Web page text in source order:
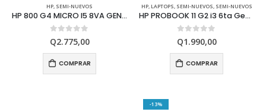
HP, SEMI-NUEVOS
HP 800 G4 MICRO I5 8VA GEN 8GB RAM 1TB HDD
0 out of 5
Q2.775,00
COMPRAR
HP, LAPTOPS, SEMI-NUEVOS, SEMI-NUEVOS
HP PROBOOK 11 G2 i3 6ta Generación
0 out of 5
Q1.990,00
COMPRAR
-13%